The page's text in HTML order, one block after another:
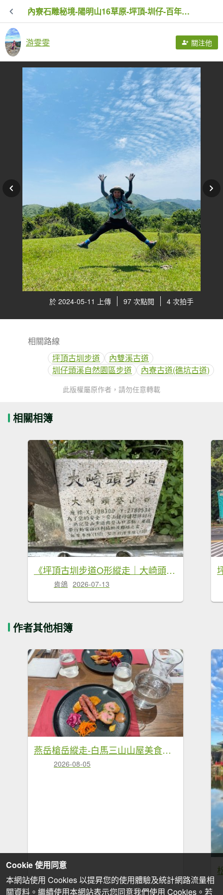
內寮石雕秘境-陽明山16草原-坪頂-圳仔-百年溪山古圳
游雯雯 關注他
於 2024-05-11 上傳 97 次點閱 4 次拍手
相關路線
坪頂古圳步道
內雙溪古道
圳仔頭溪自然園區步道
內寮古道(礁坑古道)
此版權屬原作者，請勿任意轉載
相關相簿
《坪頂古圳步道O形縱走｜大崎頭梯田、竹林秘境，夏日最涼的水圳步道》
肯鴿 2026-07-13
作者其他相簿
燕岳槍岳縱走-白馬三山山屋美食❤️慶功宴
2026-08-05
Cookie 使用同意
本網站使用 Cookies 以提昇您的使用體驗及統計網路流量相
關資料。繼續使用本網站表示您同意我們使用 Cookies。若